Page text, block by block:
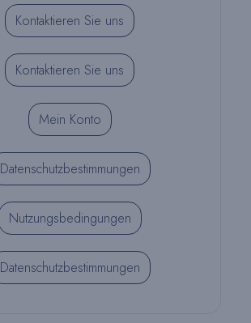
Kontaktieren Sie uns
Kontaktieren Sie uns
Mein Konto
Datenschutzbestimmungen
Nutzungsbedingungen
Datenschutzbestimmungen